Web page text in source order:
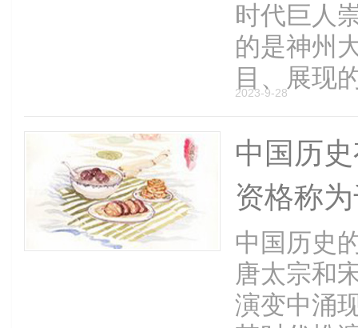
时代巨人
的是神州
目、展现
2023-9-28
中国历
资格称
中国历史
唐太宗和
演变中涌